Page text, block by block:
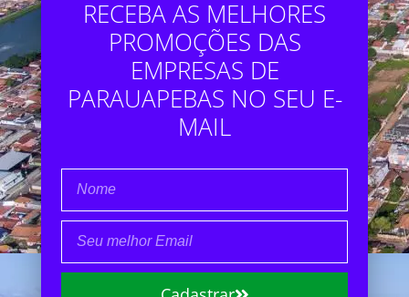
RECEBA AS MELHORES
PROMOÇÕES DAS
EMPRESAS DE
PARAUAPEBAS NO SEU E-
MAIL